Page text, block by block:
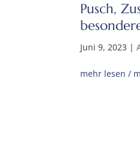
Pusch,
Juni 9, 2023 |
mehr lesen /